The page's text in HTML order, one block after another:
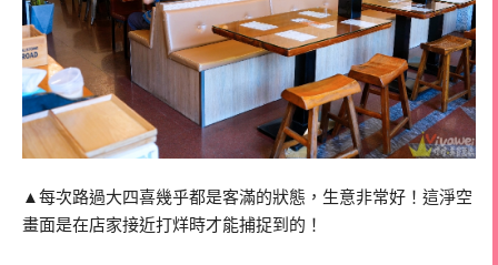
▲每次路過大四喜幾乎都是客滿的狀態，生意非常好！這淨空
畫面是在店家接近打烊時才能捕捉到的！